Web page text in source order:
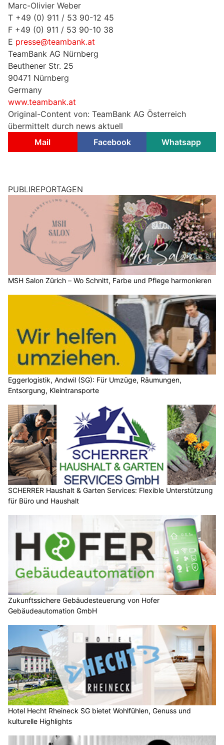
Marc-Olivier Weber
T +49 (0) 911 / 53 90-12 45
F +49 (0) 911 / 53 90-10 38
E presse@teambank.at
TeamBank AG Nürnberg
Beuthener Str. 25
90471 Nürnberg
Germany
www.teambank.at
Original-Content von: TeamBank AG Österreich
übermittelt durch news aktuell
Mail
Facebook Whatsapp
PUBLIREPORTAGEN
MSH Salon Zürich – Wo Schnitt, Farbe und Pflege harmonieren
Eggerlogistik, Andwil (SG): Für Umzüge, Räumungen,
Entsorgung, Kleintransporte
SCHERRER Haushalt & Garten Services: Flexible Unterstützung
für Büro und Haushalt
Zukunftssichere Gebäudesteuerung von Hofer
Gebäudeautomation GmbH
Hotel Hecht Rheineck SG bietet Wohlfühlen, Genuss und
kulturelle Highlights